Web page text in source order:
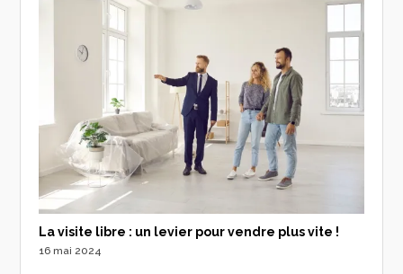
La visite libre : un levier pour vendre plus vite !
16 mai 2024